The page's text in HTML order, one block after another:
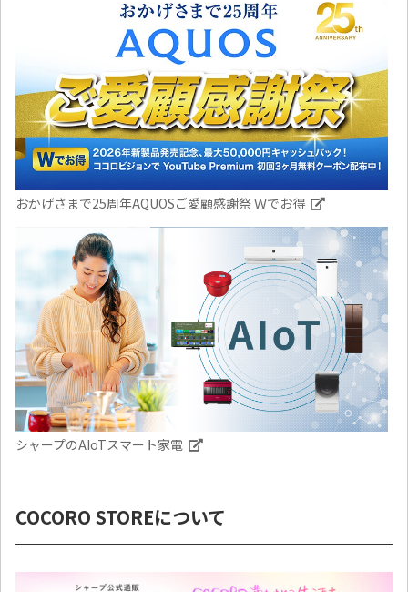
おかげさまで25周年AQUOSご愛顧感謝祭 Ｗでお得
シャープのAIoTスマート家電
COCORO STOREについて